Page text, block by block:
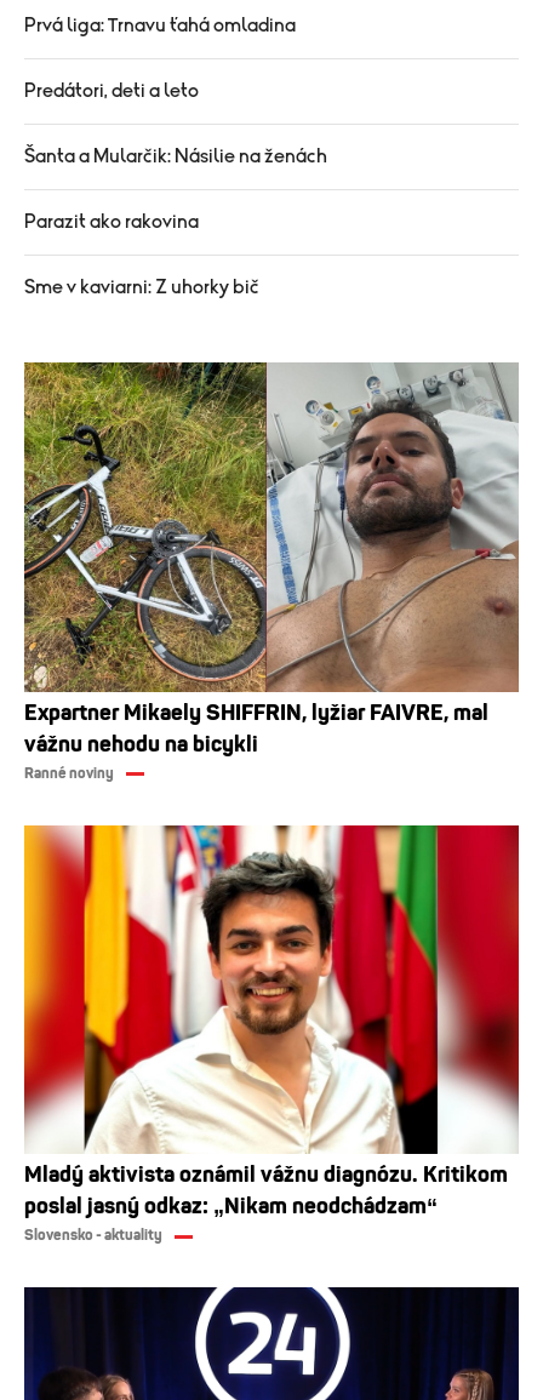
Prvá liga: Trnavu ťahá omladina
Predátori, deti a leto
Šanta a Mularčik: Násilie na ženách
Parazit ako rakovina
Sme v kaviarni: Z uhorky bič
Expartner Mikaely SHIFFRIN, lyžiar FAIVRE, mal
vážnu nehodu na bicykli
Ranné noviny
Mladý aktivista oznámil vážnu diagnózu. Kritikom
poslal jasný odkaz: „Nikam neodchádzam“
Slovensko - aktuality